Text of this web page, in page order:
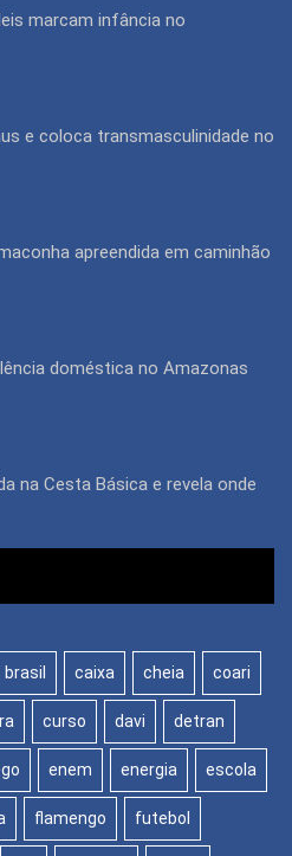
marcam infância no
e coloca transmasculinidade no
apreendida em caminhão
doméstica no Amazonas
na Cesta Básica e revela onde
brasil caixa cheia coari
curso davi detran
enem energia escola
flamengo futebol